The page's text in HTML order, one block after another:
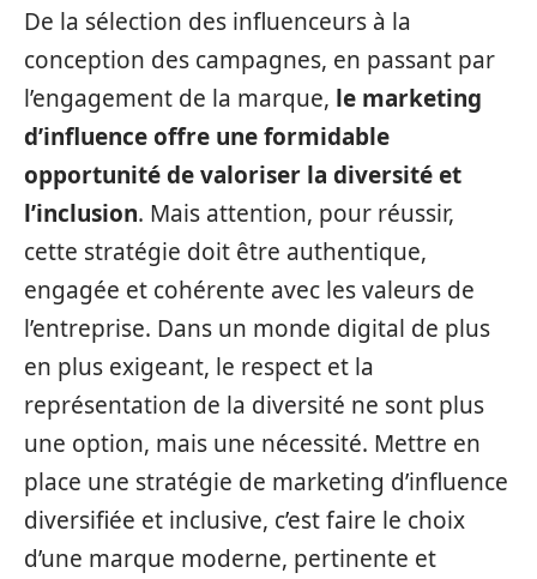
De la sélection des influenceurs à la
conception des campagnes, en passant par
l’engagement de la marque, le marketing
d’influence offre une formidable
opportunité de valoriser la diversité et
l’inclusion. Mais attention, pour réussir,
cette stratégie doit être authentique,
engagée et cohérente avec les valeurs de
l’entreprise. Dans un monde digital de plus
en plus exigeant, le respect et la
représentation de la diversité ne sont plus
une option, mais une nécessité. Mettre en
place une stratégie de marketing d’influence
diversifiée et inclusive, c’est faire le choix
d’une marque moderne, pertinente et